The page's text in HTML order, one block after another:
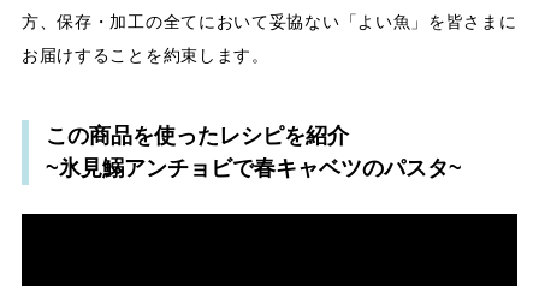
方、保存・加工の全てにおいて妥協ない「よい魚」を皆さまに
お届けすることを約束します。
この商品を使ったレシピを紹介
~氷見鰯アンチョビで春キャベツのパスタ~